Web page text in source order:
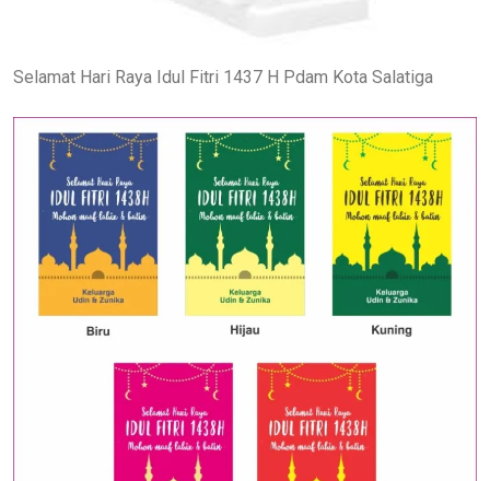
Selamat Hari Raya Idul Fitri 1437 H Pdam Kota Salatiga